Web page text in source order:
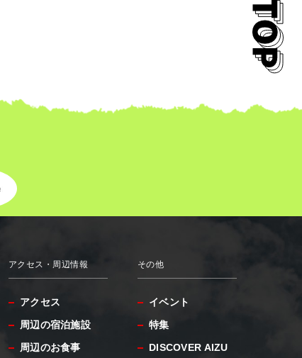
アクセス・周辺情報
アクセス
周辺の宿泊施設
周辺のお食事
その他
イベント
特集
DISCOVER AIZU